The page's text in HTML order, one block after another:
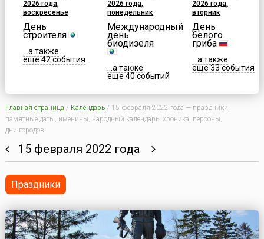
2026 года,
воскресенье
День
строителя
...а также
еще 42 события
2026 года,
понедельник
Международный
день
биодизеля
...а также
еще 40 событий
2026 года,
вторник
День
белого
гриба
...а также
еще 33 события
Главная страница / Календарь / 15 февраля 2022 года — праздники,
памятные даты, именины, народный календарь, хроника, персоны,
дни городов
15 февраля 2022 года
Праздники